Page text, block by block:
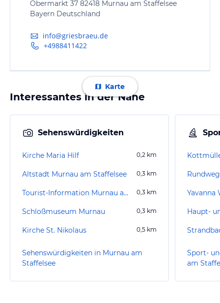
Obermarkt 37 82418 Murnau am Staffelsee
Bayern Deutschland
info@griesbraeu.de
+4988411422
Karte
Interessantes in der Nähe
Sehenswürdigkeiten
Kirche Maria Hilf 0,2 km
Altstadt Murnau am Staffelsee 0,3 km
Tourist-Information Murnau am Staffelsee 0,3 km
Schloßmuseum Murnau 0,3 km
Kirche St. Nikolaus 0,5 km
Sehenswürdigkeiten in Murnau am
Staffelsee
Sport-
am